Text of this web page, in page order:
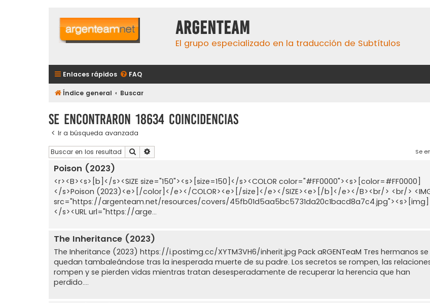
aRGENTeaM
El grupo especializado en la traducción de Subtítulos
Enlaces rápidos FAQ
Índice general Buscar
Se encontraron 18634 coincidencias
Ir a búsqueda avanzada
Buscar Se
Poison (2023)
<r><B><s>[b]</s><SIZE size="150"><s>[size=150]</s><COLOR color="#FF0000"><s>[color=#FF0000]
</s>Poison (2023)<e>[/color]</e></COLOR><e>[/size]</e></SIZE><e>[/b]</e></B><br/> <br/>
src="https://argenteam.net/resources/covers/45fb01d5aa5bc5731da20c1bacd8a7c4.jpg"><s>[img]
</s><URL url="https://arge...
The Inheritance (2023)
The Inheritance (2023) https://i.postimg.cc/XYTM3VH6/inherit.jpg Pack aRGENTeaM Tres hermanos se
quedan tambaleándose tras la inesperada muerte de su padre. Los secretos se rompen, las
rompen y se pierden vidas mientras tratan desesperadamente de recuperar la herencia que han
perdido....